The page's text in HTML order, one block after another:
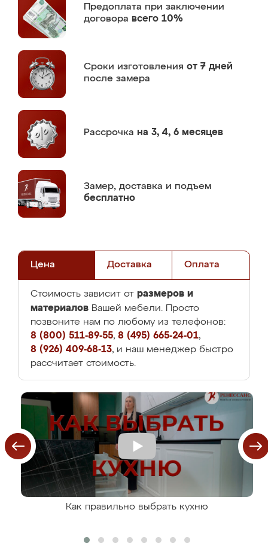
Предоплата при заключении
договора всего 10%
Сроки изготовления от 7 дней
после замера
Рассрочка на 3, 4, 6 месяцев
Замер, доставка и подъем
бесплатно
Цена Доставка Оплата
Стоимость зависит от размеров и
материалов Вашей мебели. Просто
позвоните нам по любому из телефонов:
8 (800) 511-89-55, 8 (495) 665-24-01,
8 (926) 409-68-13, и наш менеджер быстро
рассчитает стоимость.
Как правильно выбрать кухню